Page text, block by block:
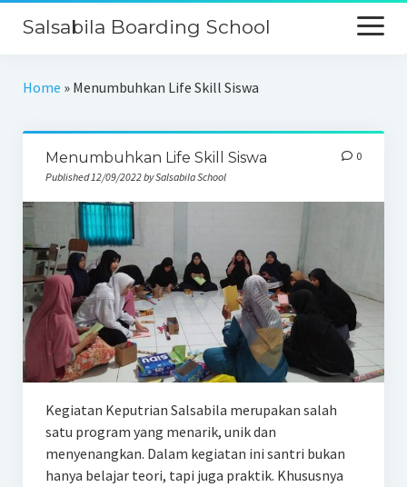
Salsabila Boarding School
Beranda
Kurikulum
Keunggulan
PPDB
Kontak
Home » Menumbuhkan Life Skill Siswa
Menumbuhkan Life Skill Siswa
Published 12/09/2022 by Salsabila School
0
Kegiatan Keputrian Salsabila merupakan salah
satu program yang menarik, unik dan
menyenangkan. Dalam kegiatan ini santri bukan
hanya belajar teori, tapi juga praktik. Khususnya